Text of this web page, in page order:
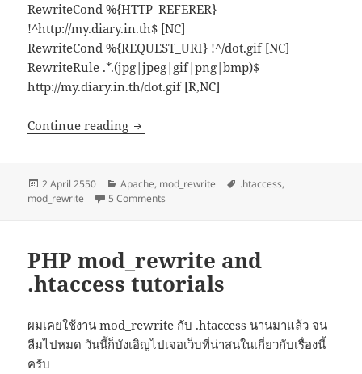
RewriteCond %{HTTP_REFERER}
!^http://my.diary.in.th$ [NC]
RewriteCond %{REQUEST_URI} !^/dot.gif [NC]
RewriteRule .*.(jpg|jpeg|gif|png|bmp)$
http://my.diary.in.th/dot.gif [R,NC]
Continue reading Anti Leech
Posted
on
2 April 2550 Categories
Apache, mod_rewrite Tags
.htaccess,
mod_rewrite
5 Comments
PHP mod_rewrite and
.htaccess tutorials
ผมเคยใช้งาน mod_rewrite กับ .htaccess นานมาแล้ว จน
ลืมไปหมด วันนี้ก็บังเอิญไปเจอเว็บที่น่าสนในเกี่ยวกับเรื่องนี้
ครับ